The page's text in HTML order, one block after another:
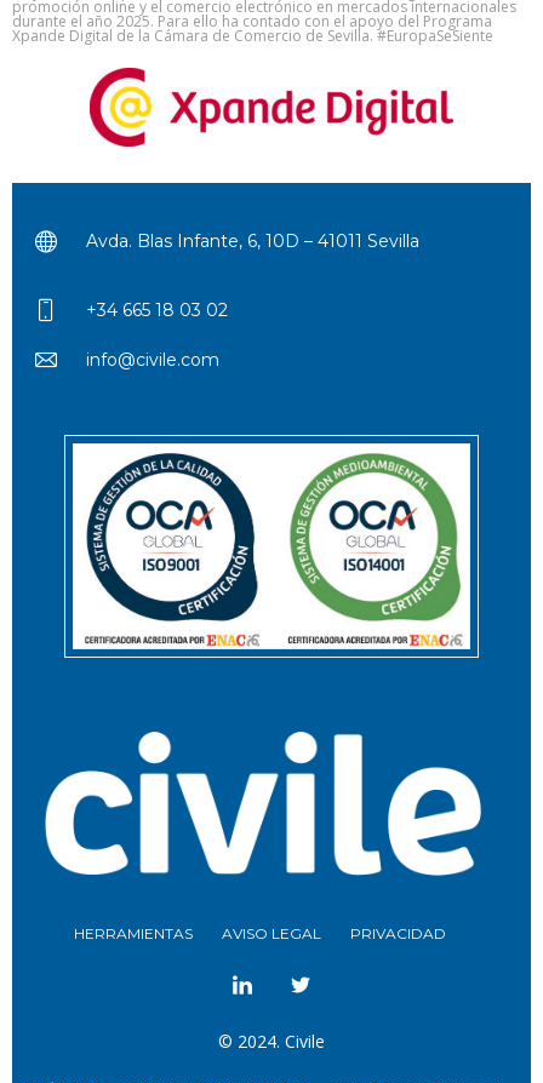
promoción online y el comercio electrónico en mercados internacionales
durante el año 2025. Para ello ha contado con el apoyo del Programa
Xpande Digital de la Cámara de Comercio de Sevilla. #EuropaSeSiente
Avda. Blas Infante, 6, 10D – 41011 Sevilla
+34 665 18 03 02
info@civile.com
HERRAMIENTAS AVISO LEGAL PRIVACIDAD
© 2024. Civile